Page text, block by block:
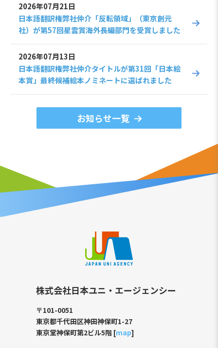
2026年07月21日
日本語翻訳権弊社仲介「反転領域」（東京創元
社）が第57回星雲賞海外長編部門を受賞しました
2026年07月13日
日本語翻訳権弊社仲介タイトルが第31回「日本絵
本賞」最終候補絵本ノミネートに選ばれました
お知らせ一覧
株式会社日本ユニ・エージェンシー
〒101-0051
東京都千代田区神田神保町1-27
東京堂神保町第2ビル5階 [map]